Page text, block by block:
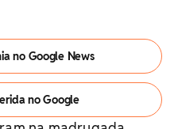
no Google News
no Google